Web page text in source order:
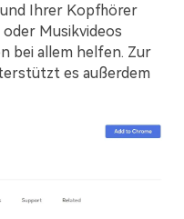
Ihrer Kopfhörer
oder Musikvideos
bei allem helfen. Zur
es außerdem